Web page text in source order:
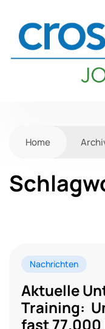
Home
Nachrichten
Aktuelle
Training:
fast